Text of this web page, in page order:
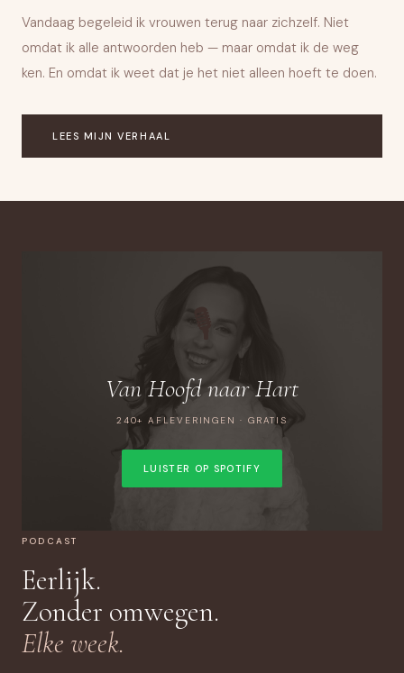
Vandaag begeleid ik vrouwen terug naar zichzelf. Niet
omdat ik alle antwoorden heb — maar omdat ik de weg
ken. En omdat ik weet dat je het niet alleen hoeft te doen.
LEES MIJN VERHAAL
🎙
Van Hoofd naar Hart
240+ AFLEVERINGEN · GRATIS
LUISTER OP SPOTIFY
PODCAST
Eerlijk.
Zonder omwegen.
Elke week.